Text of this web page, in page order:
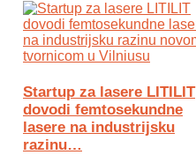
Startup za lasere LITILIT
dovodi femtosekundne
lasere na industrijsku
razinu…